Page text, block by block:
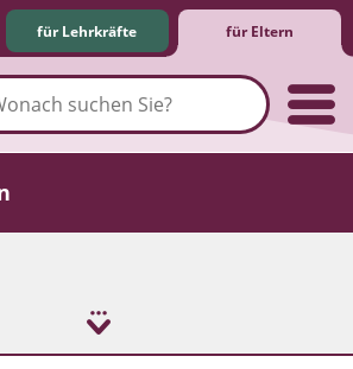
für Lehrkräfte für Eltern
& Medien
& Lernsoftware
im Netz